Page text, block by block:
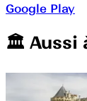
Google Play
🏛️️ Aussi